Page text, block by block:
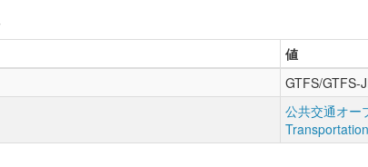
値
GTFS/GTFS-
公共交通オー